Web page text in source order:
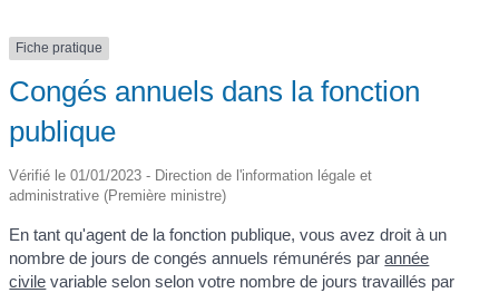
Fiche pratique
Congés annuels dans la fonction
publique
Vérifié le 01/01/2023 - Direction de l'information légale et
administrative (Première ministre)
En tant qu'agent de la fonction publique, vous avez droit à un
nombre de jours de congés annuels rémunérés parannée
civile variable selon selon votre nombre de jours travaillés par